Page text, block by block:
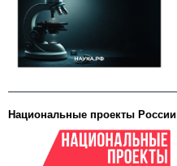
Национальные проекты России